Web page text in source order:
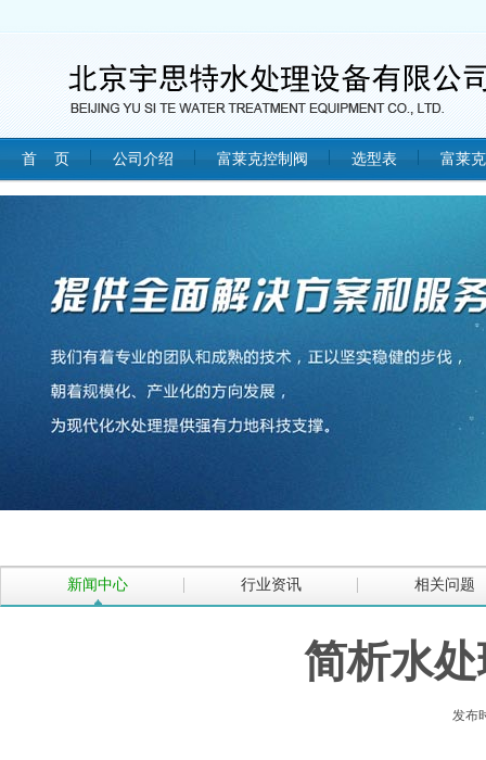
首 页 公司介绍 富莱克控制阀 选型表 富莱
新闻中心 行业资讯 相关问题
简析水
发布